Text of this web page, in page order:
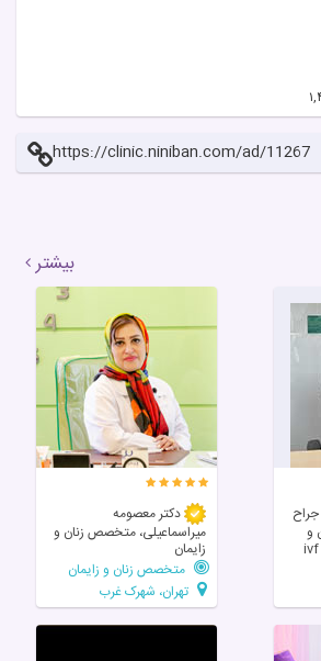
https://clinic.niniban.com/ad/11267
بیشتر
و
دکتر معصومه
میراسماعیلی، متخصص زنان و
زایمان
متخصص زنان و زایمان
تهران، شهرک غرب